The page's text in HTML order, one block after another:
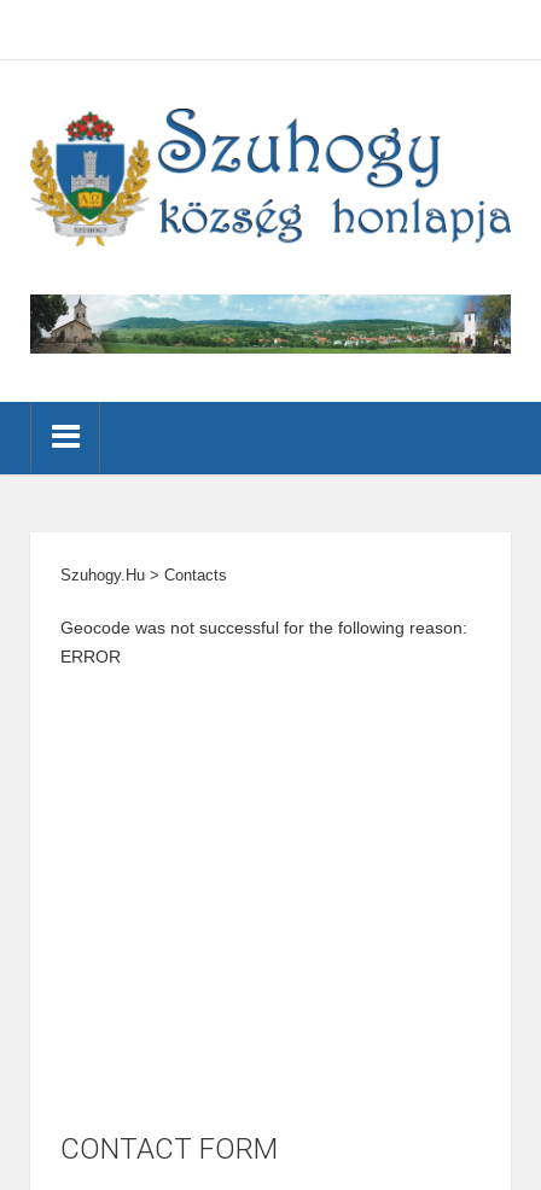
Szuhogy.hu > Contacts
Geocode was not successful for the following reason:
ERROR
CONTACT FORM